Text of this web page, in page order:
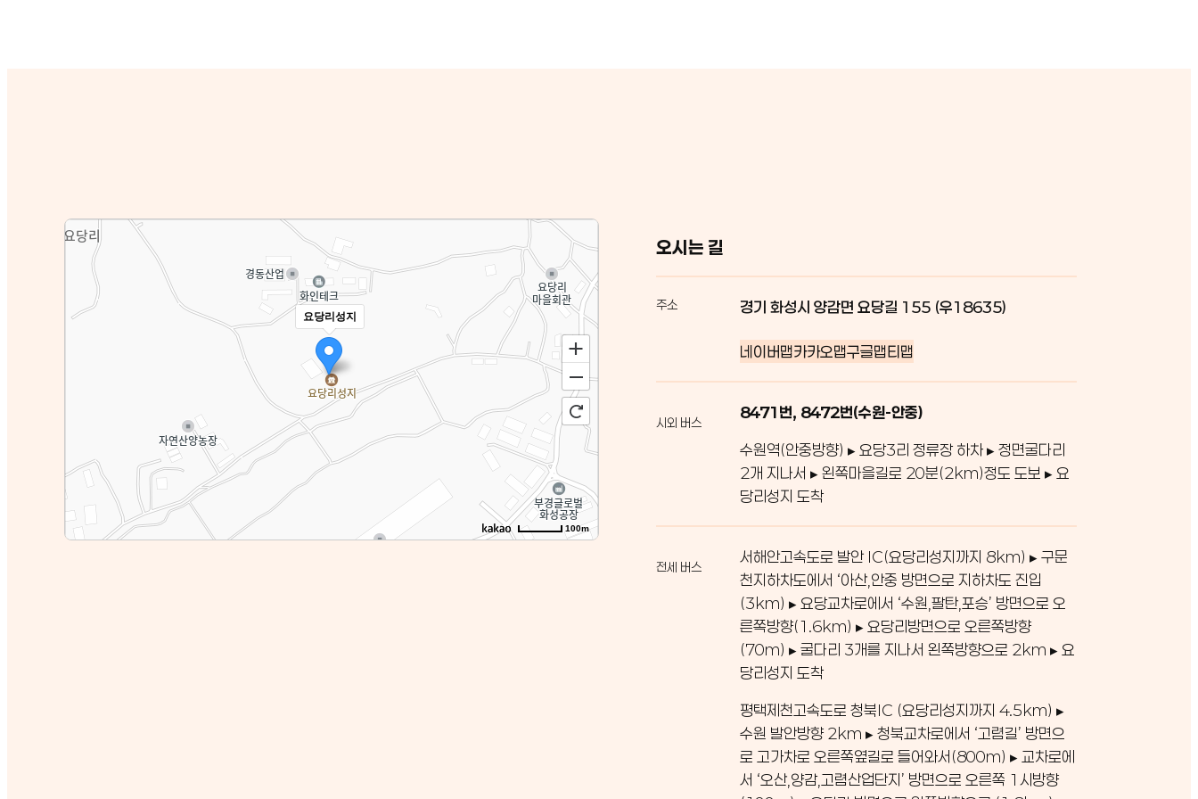
요당리성지
100m
오시는 길
주소 경기 화성시 양감면 요당길 155 (우18635)
네이버맵카카오맵구글맵티맵
시외 버스
8471번, 8472번(수원-안중)
수원역(안중방향) ▸ 요당3리 정류장 하차 ▸ 정면굴다리
2개 지나서 ▸ 왼쪽마을길로 20분(2km)정도 도보 ▸ 요
당리성지 도착
전세 버스
서해안고속도로 발안 IC(요당리성지까지 8km) ▸ 구문
천지하차도에서 ‘아산,안중 방면으로 지하차도 진입
(3km) ▸ 요당교차로에서 ‘수원,팔탄,포승’ 방면으로 오
른쪽방향(1.6km) ▸ 요당리방면으로 오른쪽방향
(70m) ▸ 굴다리 3개를 지나서 왼쪽방향으로 2km ▸ 요
당리성지 도착
평택제천고속도로 청북IC (요당리성지까지 4.5km) ▸
수원 발안방향 2km ▸ 청북교차로에서 ‘고렴길’ 방면으
로 고가차로 오른쪽옆길로 들어와서(800m) ▸ 교차로에
서 ‘오산,양감,고렴산업단지’ 방면으로 오른쪽 1시방향